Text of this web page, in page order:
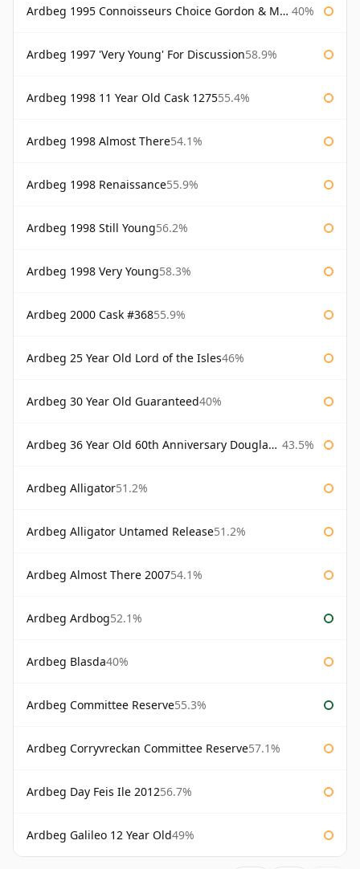
Ardbeg 1995 Connoisseurs Choice Gordon & Macphail 40%
Ardbeg 1997 'Very Young' For Discussion58.9%
Ardbeg 1998 11 Year Old Cask 127555.4%
Ardbeg 1998 Almost There54.1%
Ardbeg 1998 Renaissance55.9%
Ardbeg 1998 Still Young56.2%
Ardbeg 1998 Very Young58.3%
Ardbeg 2000 Cask #36855.9%
Ardbeg 25 Year Old Lord of the Isles46%
Ardbeg 30 Year Old Guaranteed40%
Ardbeg 36 Year Old 60th Anniversary Douglas Laing 43.5%
Ardbeg Alligator51.2%
Ardbeg Alligator Untamed Release51.2%
Ardbeg Almost There 200754.1%
Ardbeg Ardbog52.1%
Ardbeg Blasda40%
Ardbeg Committee Reserve55.3%
Ardbeg Corryvreckan Committee Reserve57.1%
Ardbeg Day Feis Ile 201256.7%
Ardbeg Galileo 12 Year Old49%